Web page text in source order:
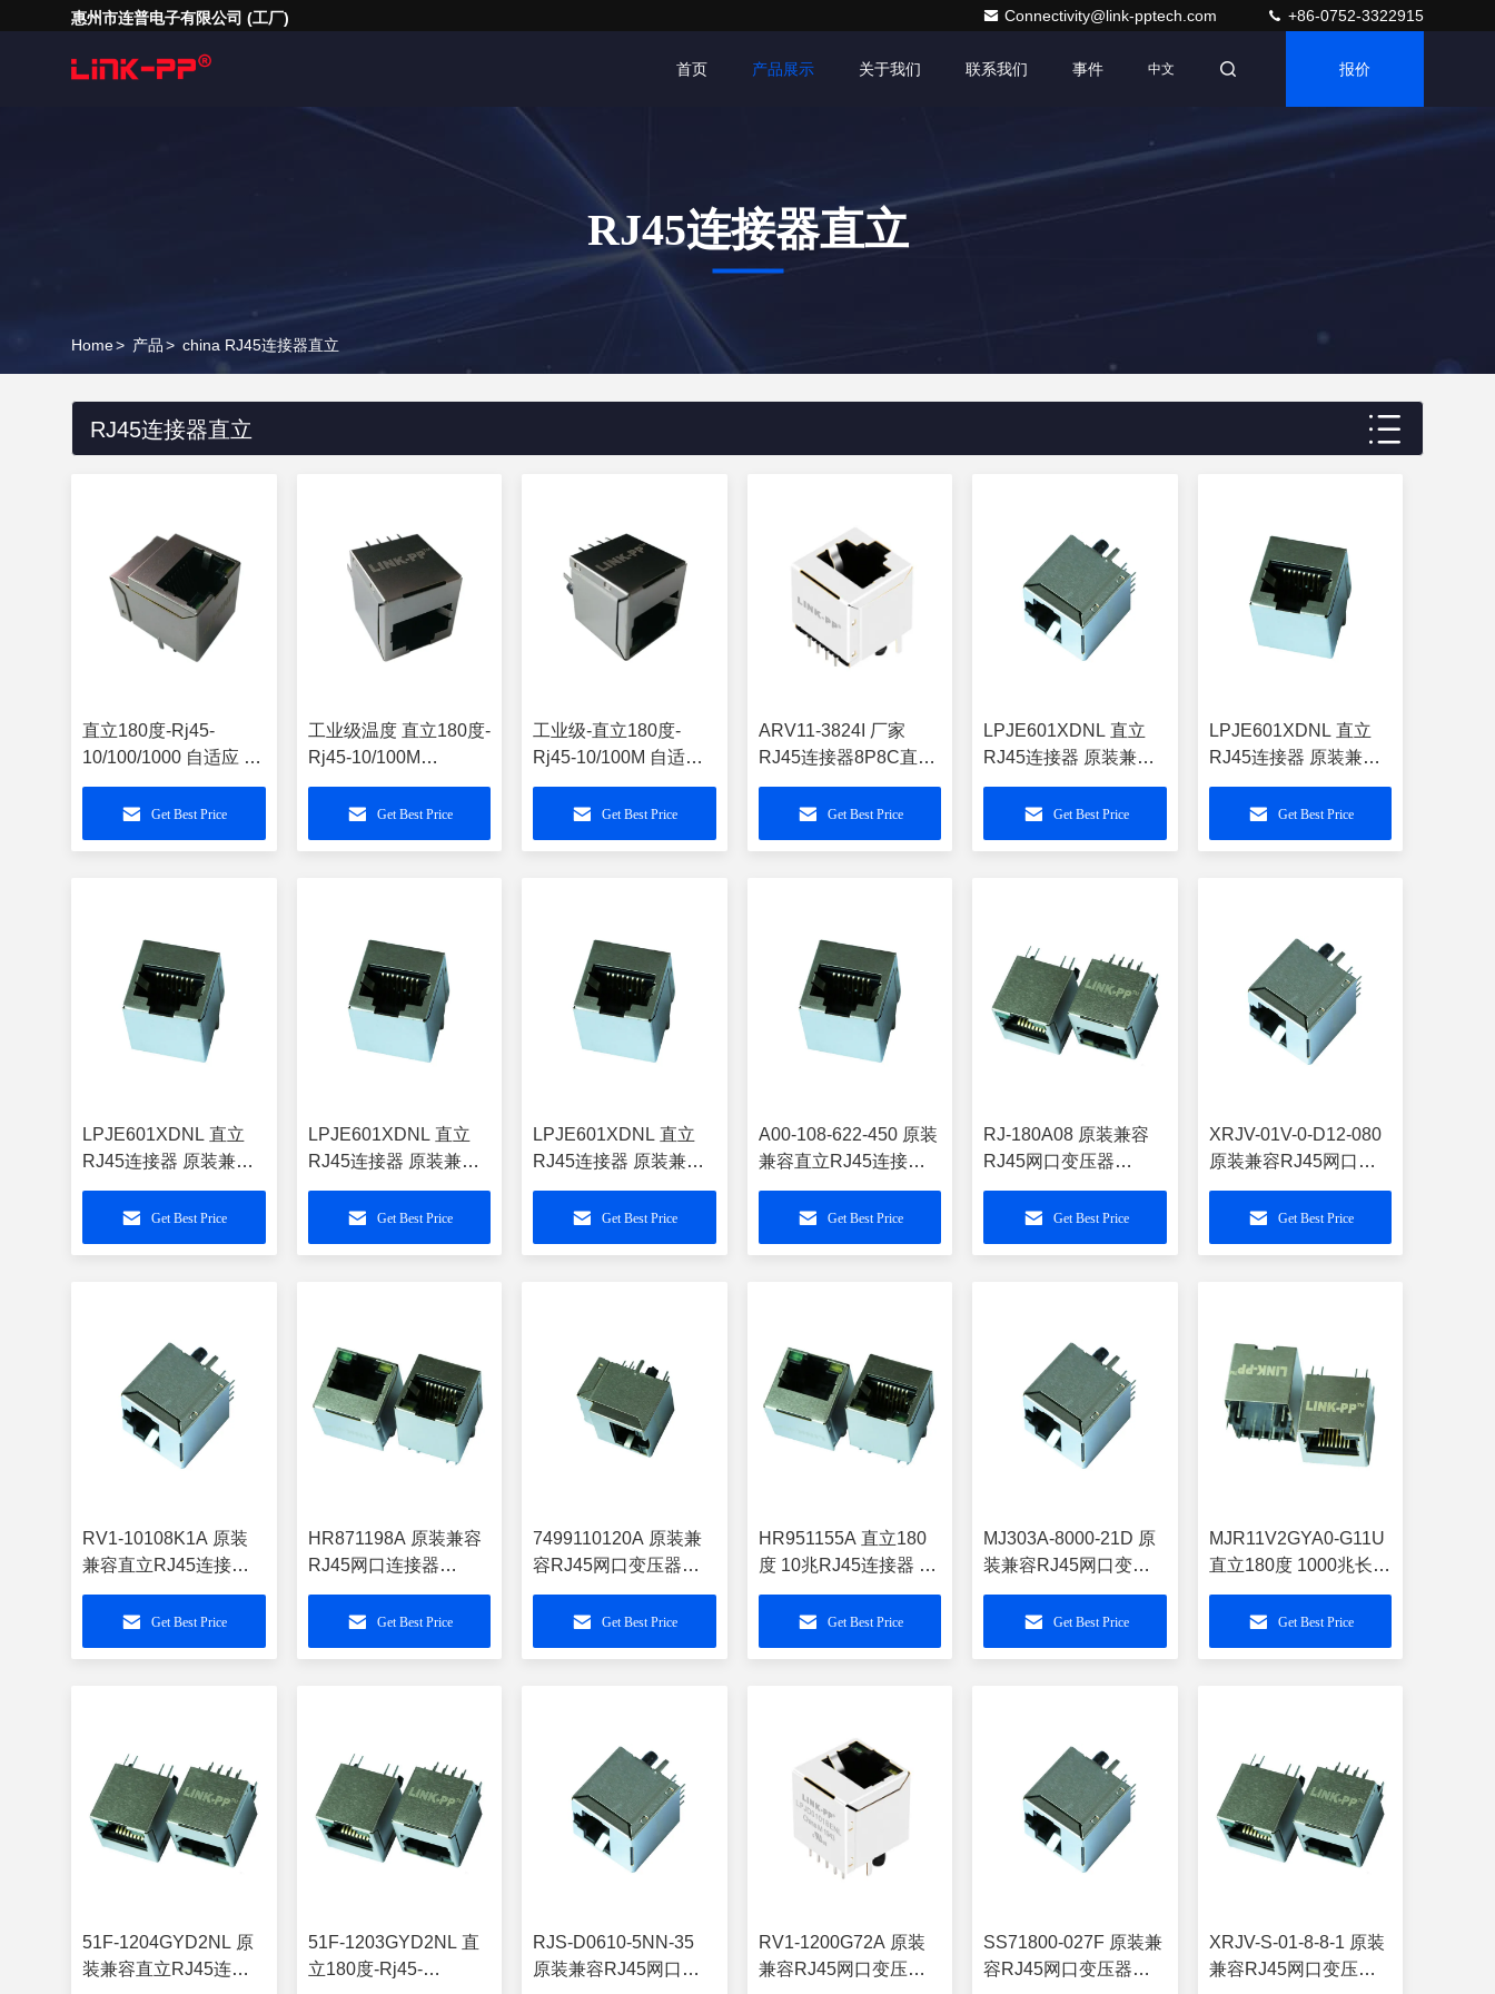
惠州市连普电子有限公司 (工厂) Connectivity@link-pptech.com +86-0752-3322915
首页 产品展示 关于我们 联系我们 事件 中文 报价
RJ45连接器直立
Home> 产品> china RJ45连接器直立
RJ45连接器直立
直立180度-Rj45-
10/100/1000 自适应 屏
蔽-带灯
LPJD0713BENL
Get Best Price
工业级温度 直立180度-
Rj45-10/100M
LPJD4012DNL 屏蔽-
无LED
Get Best Price
工业级-直立180度-
Rj45-10/100M 自适应
LPJD4012BENL 屏蔽-
Get Best Price
ARV11-3824I 厂家
RJ45连接器8P8C直立
母座180度带壳水晶头
插座网口
LPJD4620DNL
Get Best Price
LPJE601XDNL 直立
RJ45连接器 原装兼容
HL-5202-88-111xxx
Get Best Price
LPJE601XDNL 直立
RJ45连接器 原装兼容
SS260N-8P8C-
GABB1-LGet Best Price
LPJE601XDNL 直立
RJ45连接器 原装兼容
E5288-320042-L
Get Best Price
LPJE601XDNL 直立
RJ45连接器 原装兼容
615008138221
Get Best Price
LPJE601XDNL 直立
RJ45连接器 原装兼容
99750917-01
Get Best Price
A00-108-622-450 原装
兼容直立RJ45连接器
LPJE601XDNL
Get Best Price
RJ-180A08 原装兼容
RJ45网口变压器
LPJD0017BBNL
Get Best Price
XRJV-01V-0-D12-080
原装兼容RJ45网口变
压器 LPJD0012DNL
Get Best Price
RV1-10108K1A 原装
兼容直立RJ45连接器
LPJD0011DNL
Get Best Price
HR871198A 原装兼容
RJ45网口连接器
LPJD6253BWNL
Get Best Price
7499110120A 原装兼
容RJ45网口变压器
LPJD4720BENL
Get Best Price
HR951155A 直立180
度 10兆RJ45连接器 带
屏蔽带灯
LPJD0055BANL
Get Best Price
MJ303A-8000-21D 原
装兼容RJ45网口变压
器 LPJD0012DNL
Get Best Price
MJR11V2GYA0-G11U
直立180度 1000兆长款
RJ45连接器
LPJD0820BENL
Get Best Price
51F-1204GYD2NL 原
装兼容直立RJ45连接
51F-1203GYD2NL 直
立180度-Rj45-
RJS-D0610-5NN-35
原装兼容RJ45网口变
RV1-1200G72A 原装
兼容RJ45网口变压器
SS71800-027F 原装兼
容RJ45网口变压器
XRJV-S-01-8-8-1 原装
兼容RJ45网口变压器